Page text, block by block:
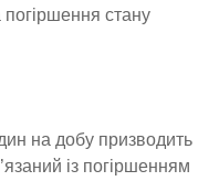
погіршення стану
на добу призводить
із погіршенням